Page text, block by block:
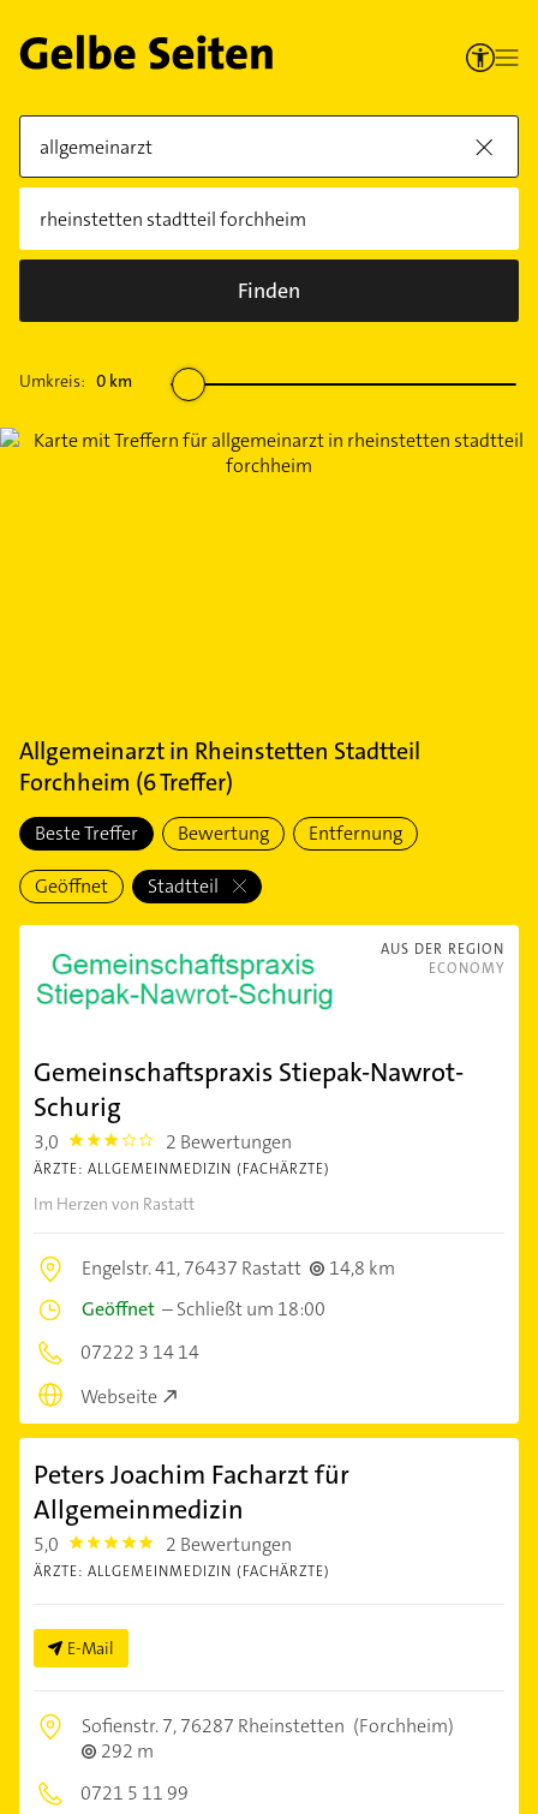
Finden
Umkreis: 0 km
Allgemeinarztin Rheinstetten Stadtteil
Forchheim (6Treffer)
Beste Treffer Bewertung Entfernung
Geöffnet Stadtteil
AUS DER REGION
ECONOMY
Gemeinschaftspraxis Stiepak-Nawrot-
Schurig
3,0 3.0 2 Bewertungen
ÄRZTE: ALLGEMEINMEDIZIN (FACHÄRZTE)
Im Herzen von Rastatt
Engelstr. 41,76437 Rastatt
14,8 km
Geöffnet –Schließt um 18:00
07222 3 14 14
Webseite
Peters Joachim Facharzt für
Allgemeinmedizin
5,0 5.0 2 Bewertungen
ÄRZTE: ALLGEMEINMEDIZIN (FACHÄRZTE)
E-Mail
Sofienstr. 7,76287 Rheinstetten (Forchheim)
292 m
0721 5 11 99